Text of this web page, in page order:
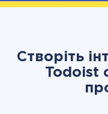
Створіть
Todoist